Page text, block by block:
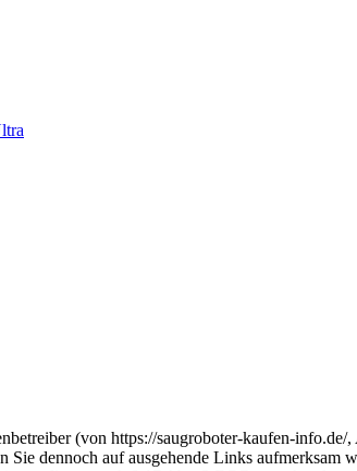
(von https://saugroboter-kaufen-
dennoch auf ausgehende Links